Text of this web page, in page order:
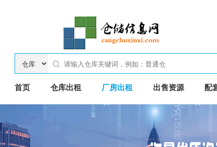
首页 仓库出租 厂房出租 出售资源 配